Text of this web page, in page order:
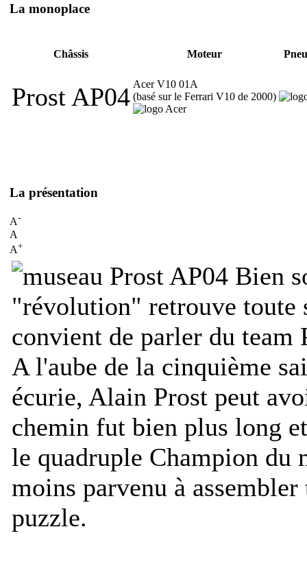
La monoplace
Châssis Moteur
Prost AP04 Acer V10 01A
(basé sur le Ferrari V10 de 2000)
La présentation
A-
A
A+
Bien
"révolution" retrouve
convient de parler du team
A l'aube de la cinquième
écurie, Alain Prost peut
chemin fut bien plus long
le quadruple Champion du
moins parvenu à
puzzle.